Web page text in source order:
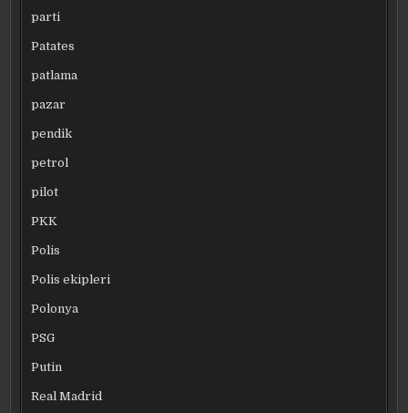
parti
Patates
patlama
pazar
pendik
petrol
pilot
PKK
Polis
Polis ekipleri
Polonya
PSG
Putin
Real Madrid